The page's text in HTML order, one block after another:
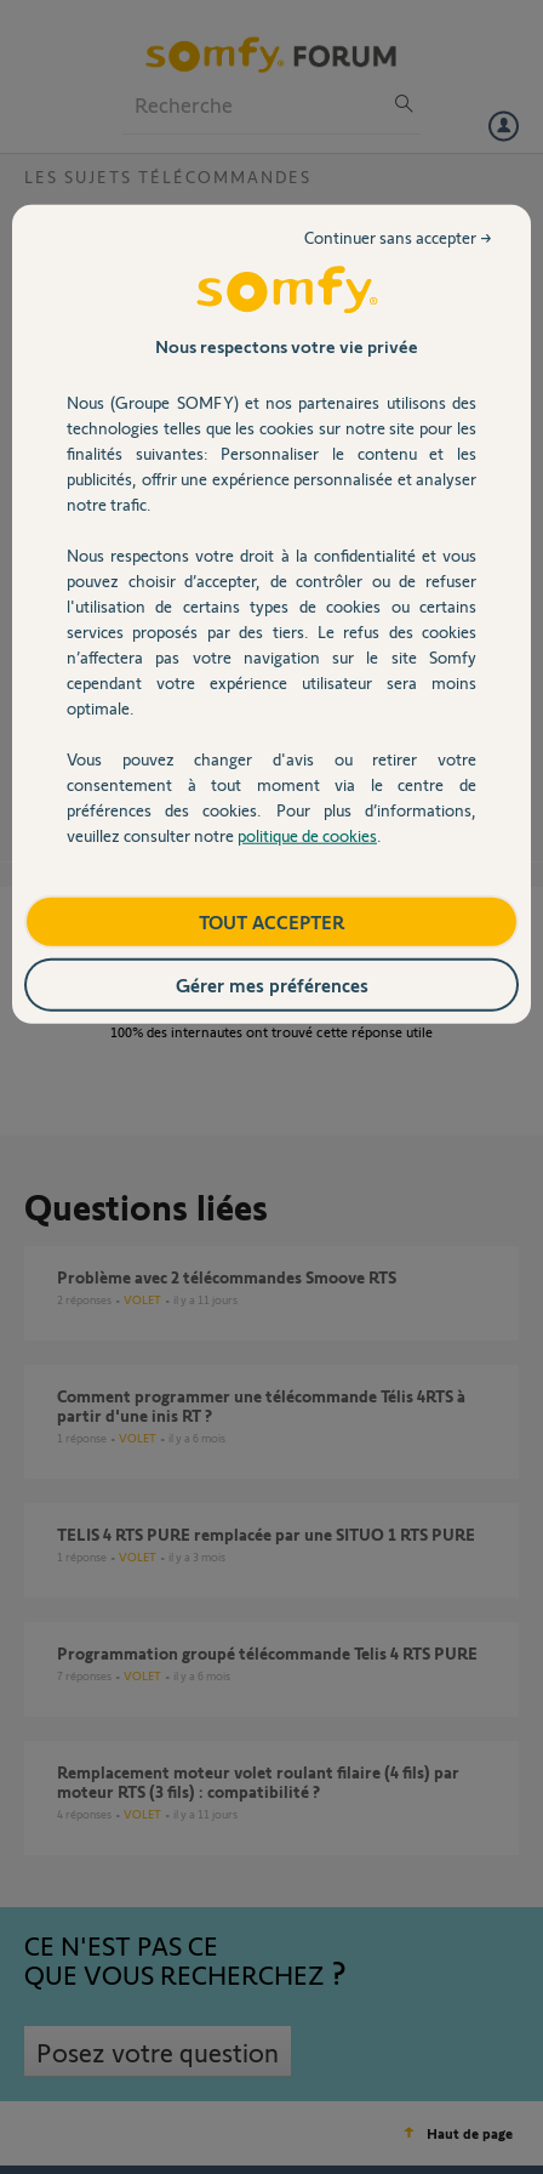
Volet
Sécurité
Domotique
Chauffage
Autres produits
Devis avec un pro
Contact
LES SUJETS TÉLÉCOMMANDES
Telis 4 RTS comme télécommande unitaire
Sur installation volets roulants radio Somfy RTS, j'ai 5
télécommandes "point une seule touche" , deux Telis 1 RTS et 1 Telis 6
Chronis Rts ; les points une touche sont fortement déréglés et
commandent plusieurs volets après mauvaise manipulations;Puis je
supprimer purement et simplement les points une touche et les
Denis A.
Participer au fil de discussion
Bonjour Denis,
Nous vous confirmons que cela est tout à fait possible. Les TELIS 4 RTS
seront compatibles avec votre installation.
Thomas M. il y a plus de 12 ans
Cette réponse vous a-t-elle aidé ?
NON OUI
100% des internautes ont trouvé cette réponse utile
Questions liées
Problème avec 2 télécommandes Smoove RTS
2 réponses VOLET il y a 11 jours
comment programmer une télécommande Télis 4RTS à
partir d'une inis RT ?
1 réponse VOLET il y a 6 mois
TELIS 4 RTS PURE remplacée par une SITUO 1 RTS PURE
1 réponse VOLET il y a 3 mois
Programmation groupé télécommande Telis 4 RTS PURE
7 réponses VOLET il y a 6 mois
Remplacement moteur volet roulant filaire (4 fils) par
moteur RTS (3 fils) : compatibilité ?
4 réponses VOLET il y a 11 jours
CE N'EST PAS CE
QUE VOUS RECHERCHEZ
Posez votre question
Haut de page
Nous respectons votre vie privée
Nous (Groupe SOMFY) et nos partenaires utilisons des
technologies telles que les cookies sur notre site pour les
finalités suivantes: Personnaliser le contenu et les
publicités, offrir une expérience personnalisée et analyser
notre trafic.
Nous respectons votre droit à la confidentialité et vous
pouvez choisir d’accepter, de contrôler ou de refuser
l'utilisation de certains types de cookies ou certains
services proposés par des tiers. Le refus des cookies
n’affectera pas votre navigation sur le site Somfy
cependant votre expérience utilisateur sera moins
optimale.
Vous pouvez changer d'avis ou retirer votre
consentement à tout moment via le centre de
préférences des cookies. Pour plus d’informations,
veuillez consulter notre politique de cookies
Continuer sans accepter →
TOUT ACCEPTER
Gérer mes préférences